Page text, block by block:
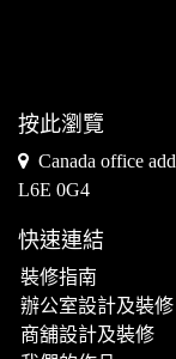
按此瀏覽
Canada office
L6E 0G4
快速連結
裝修指南
辦公室設計及裝修
商舖設計及裝修